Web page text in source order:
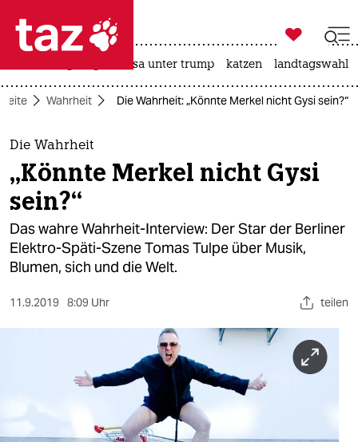
 taz zahl ich
taz zahl ich
themen
politik
öko
gesellschaft
sport
wahrheit

taz zahl ich
usa unter trump katzen landtagswahl
Wahrheit Die Wahrheit: „Könnte Merkel nicht Gysi sein?“
Die Wahrheit
„Könnte Merkel nicht Gysi
sein?“
Das wahre Wahrheit-Interview: Der Star der Berliner
Elektro-Späti-Szene Tomas Tulpe über Musik,
Blumen, sich und die Welt.
11.9.2019 8:09 Uhr teilen